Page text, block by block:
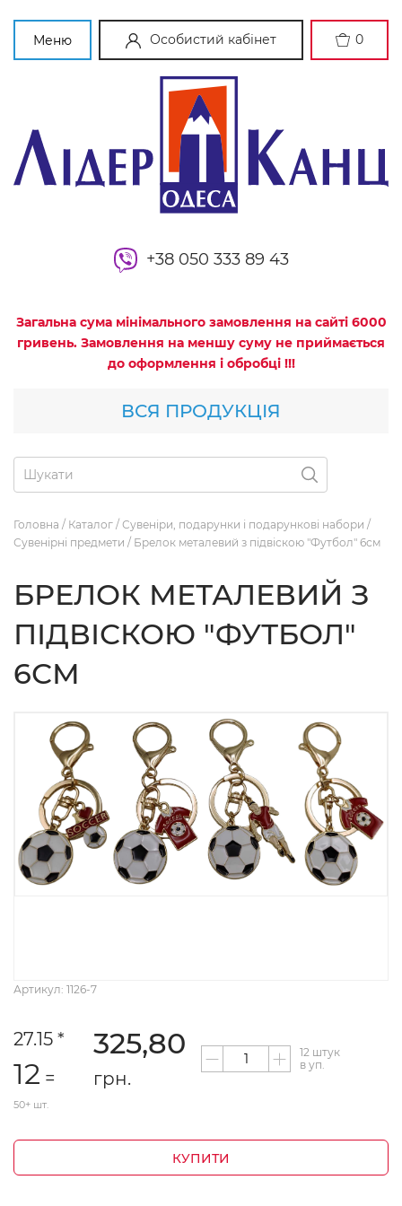
Меню Особистий кабінет 0
+38 050 333 89 43
Загальна сума мінімального замовлення на сайті 6000
гривень. Замовлення на меншу суму не приймається
до оформлення і обробці !!!
ВСЯ ПРОДУКЦІЯ
Головна / Каталог / Сувеніри, подарунки і подарункові набори /
Сувенірні предмети / Брелок металевий з підвіскою "Футбол" 6см
БРЕЛОК МЕТАЛЕВИЙ З
ПІДВІСКОЮ "ФУТБОЛ"
6СМ
Артикул: 1126-7
27.15 *
12 =
325,80
грн.
12 штук
в уп.
50+ шт.
КУПИТИ